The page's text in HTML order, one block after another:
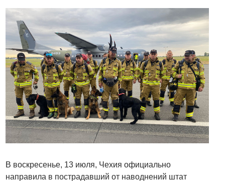
В воскресенье, 13 июля, Чехия официально
направила в пострадавший от наводнений штат